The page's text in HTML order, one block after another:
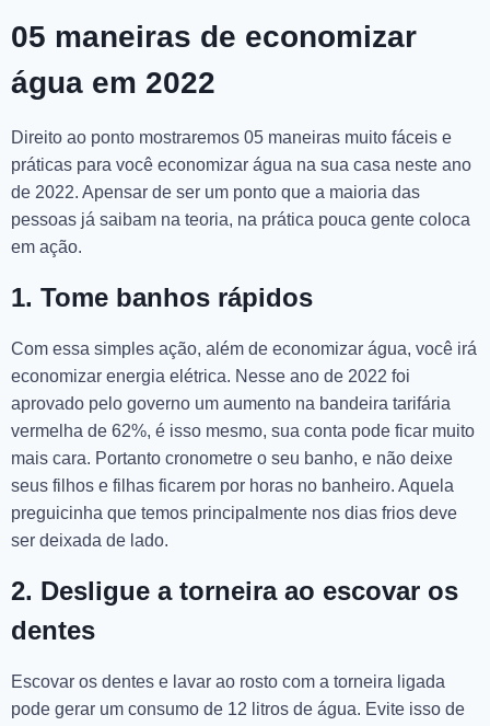
05 maneiras de economizar
água em 2022
Direito ao ponto mostraremos 05 maneiras muito fáceis e
práticas para você economizar água na sua casa neste ano
de 2022. Apensar de ser um ponto que a maioria das
pessoas já saibam na teoria, na prática pouca gente coloca
em ação.
1. Tome banhos rápidos
Com essa simples ação, além de economizar água, você irá
economizar energia elétrica. Nesse ano de 2022 foi
aprovado pelo governo um aumento na bandeira tarifária
vermelha de 62%, é isso mesmo, sua conta pode ficar muito
mais cara. Portanto cronometre o seu banho, e não deixe
seus filhos e filhas ficarem por horas no banheiro. Aquela
preguicinha que temos principalmente nos dias frios deve
ser deixada de lado.
2. Desligue a torneira ao escovar os
dentes
Escovar os dentes e lavar ao rosto com a torneira ligada
pode gerar um consumo de 12 litros de água. Evite isso de